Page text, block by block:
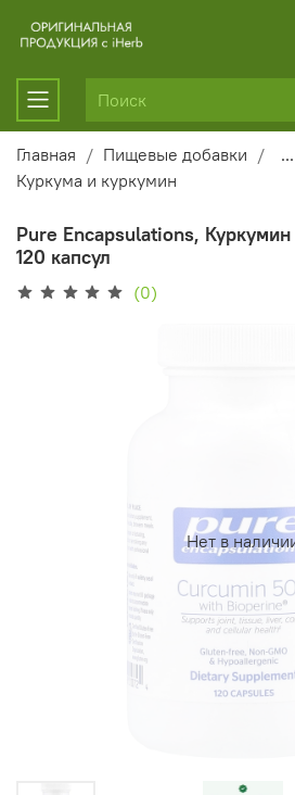
Главная Пищевые добавки
...
Куркума и куркумин
Pure Encapsulations,
120 капсул
(0)
Нет в